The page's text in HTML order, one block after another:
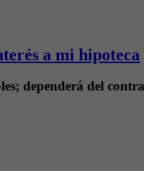
a mi hipoteca
dependerá del